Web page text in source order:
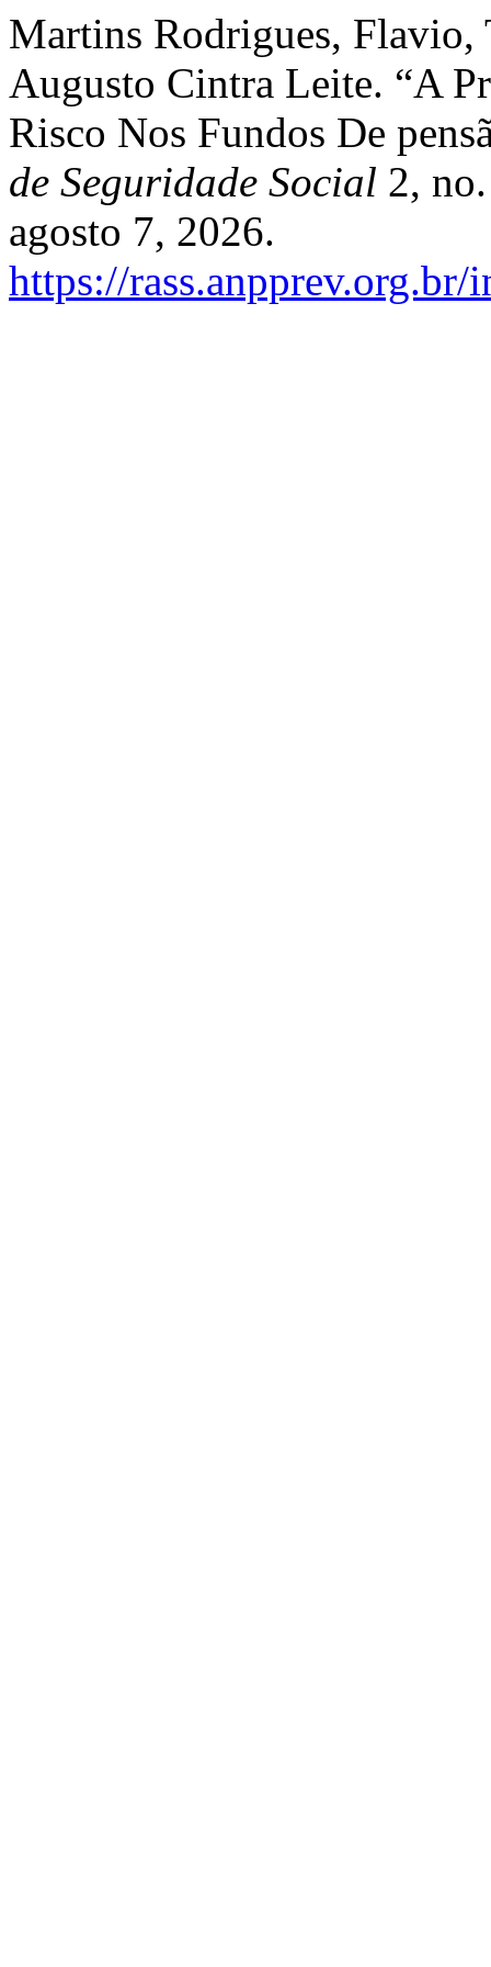
Martins Rodrigues,
Augusto Cintra Leite. “A
Risco Nos Fundos De
de Seguridade Social 2,
agosto 7, 2026.
https://